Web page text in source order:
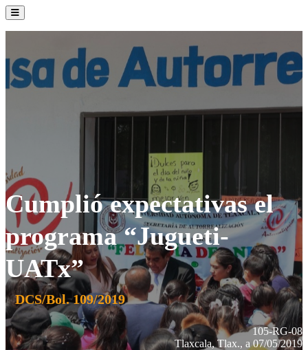
Oferta Académica
Servicios
Comunidad UATx
Cumplió expectativas el
programa “Jugueti-
UATx”
DCS/Bol. 109/2019
105-RG-08
Tlaxcala, Tlax., a 07/05/2019